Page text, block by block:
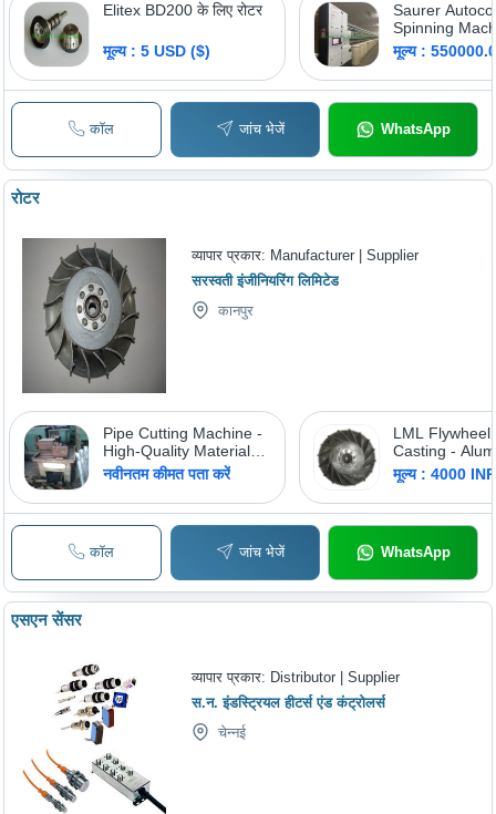
Elitex BD200 के लिए रोटर
मूल्य : 5 USD ($)
Saurer
Spinning
Automatic
Automatic
मूल्य :
कॉल जांच भेजें WhatsApp
रोटर
व्यापार प्रकार: Manufacturer | Supplier
सरस्वती इंजीनियरिंग लिमिटेड
कानपुर
Pipe Cutting Machine -
High-Quality Material
for Precision Cutting |
Efficient Operation
नवीनतम कीमत पता करें
LML Flywheel
Casting -
Available in
Sizes, Sleek
Color,
Easy
Keyway
मूल्य : 4000
कॉल जांच भेजें WhatsApp
एसएन सेंसर
व्यापार प्रकार: Distributor | Supplier
स.न. इंडस्ट्रियल हीटर्स एंड कंट्रोलर्स
चेन्नई